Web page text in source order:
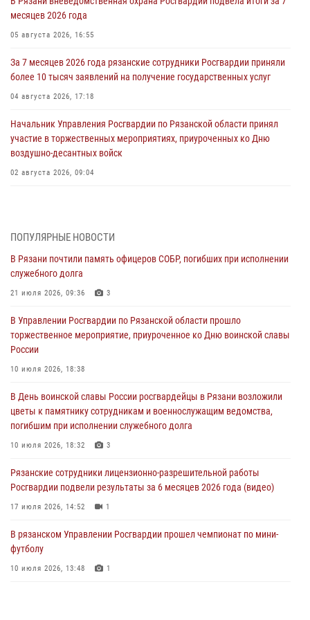
месяцев 2026 года
05 августа 2026, 16:55
За 7 месяцев 2026 года рязанские сотрудники Росгвардии приняли
более 10 тысяч заявлений на получение государственных услуг
04 августа 2026, 17:18
Начальник Управления Росгвардии по Рязанской области принял
участие в торжественных мероприятиях, приуроченных ко Дню
воздушно-десантных войск
02 августа 2026, 09:04
Для детей рязанских росгвардейцев в историческом музее провели
экскурсию по экспозиции, посвящённой губернской эпохе
В Управлении Росгвардии по Рязанской области состоялось
награждение военнослужащих государственными наградами
29 июля 2026, 15:49
Рязанским росгвардейцам провели лекции о Крещении Руси
28 июля 2026, 09:22 1
При силовой поддержке ОМОН житель Касимовского округа лишён
законодательства
27 июля 2026, 15:26
ПОПУЛЯРНЫЕ НОВОСТИ
В Рязани почтили память офицеров СОБР, погибших при исполнении
служебного долга
21 июля 2026, 09:36 3
В Управлении Росгвардии по Рязанской области прошло
торжественное мероприятие, приуроченное ко Дню воинской славы
России
10 июля 2026, 18:38
В День воинской славы России росгвардейцы в Рязани возложили
цветы к памятнику сотрудникам и военнослужащим ведомства,
погибшим при исполнении служебного долга
10 июля 2026, 18:32 3
Рязанские сотрудники лицензионно-разрешительной работы
Росгвардии подвели результаты за 6 месяцев 2026 года (видео)
17 июля 2026, 14:52 1
В рязанском Управлении Росгвардии прошел чемпионат по мини-
футболу
10 июля 2026, 13:48 1